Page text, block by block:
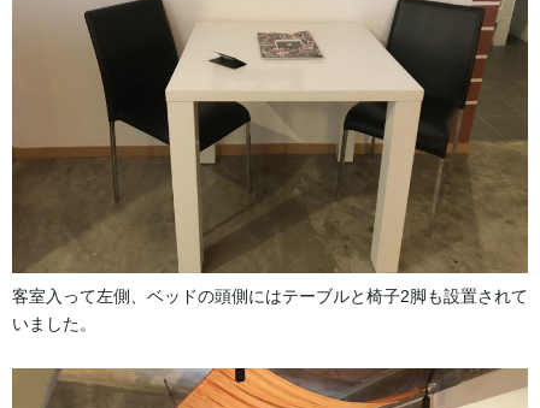
客室入って左側、ベッドの頭側にはテーブルと椅子2脚も設置されて
いました。